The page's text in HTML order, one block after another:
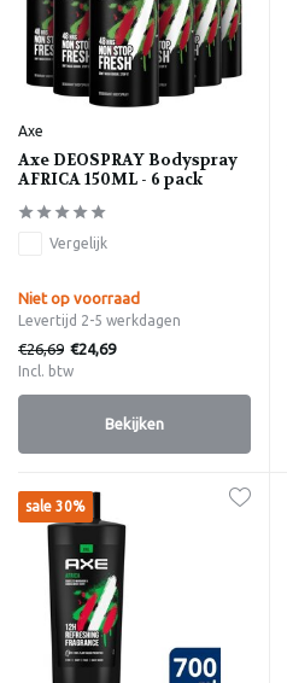
Axe
Axe DEOSPRAY Bodyspray
AFRICA 150ML - 6 pack
Vergelijk
Niet op voorraad
Levertijd 2-5 werkdagen
€26,69 €24,69
Incl. btw
Bekijken
sale 30%